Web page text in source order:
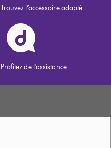
Trouvez l’accessoire adapté
Profitez de l'assistance